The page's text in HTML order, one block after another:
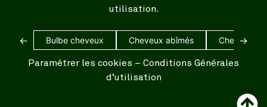
utilisation.
← Bulbe cheveux Cheveux abîmés Cheveux
→
Paramétrer les cookies – Conditions Générales
d’utilisation